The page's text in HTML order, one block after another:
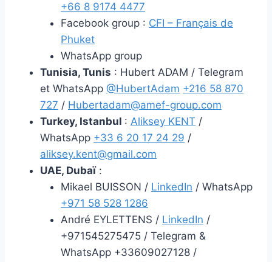
+66 8 9174 4477
Facebook group : CFI – Français de
Phuket
WhatsApp group
Tunisia, Tunis : Hubert ADAM / Telegram
et WhatsApp @HubertAdam +216 58 870
727 / Hubertadam@amef-group.com
Turkey, Istanbul : Aliksey KENT /
WhatsApp +33 6 20 17 24 29 /
aliksey.kent@gmail.com
UAE, Dubaï:
Mikael BUISSON / LinkedIn / WhatsApp
+971 58 528 1286
André EYLETTENS / LinkedIn /
+971545275475 / Telegram &
WhatsApp +33609027128 /